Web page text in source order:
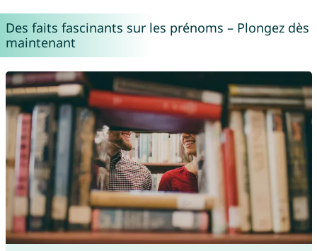
Des faits fascinants sur les prénoms – Plongez dès
maintenant